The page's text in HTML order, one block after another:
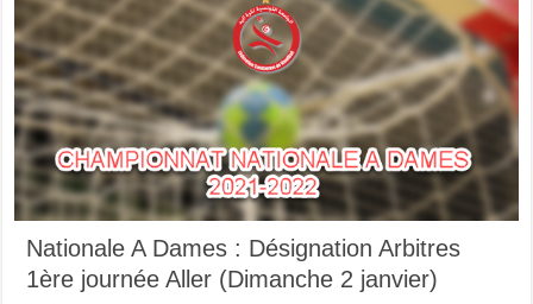
Nationale A Dames : Désignation Arbitres
1ère journée Aller (Dimanche 2 janvier)